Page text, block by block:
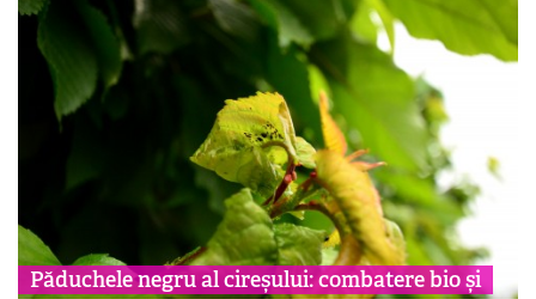
Păduchele negru al cireșului: combatere bio și